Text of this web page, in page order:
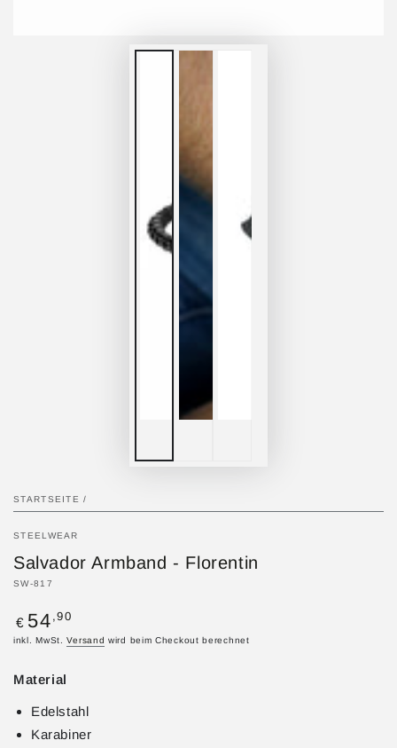
STARTSEITE /
STEELWEAR
Salvador Armband - Florentin
SW-817
Regulärer
Preis
€ 54 ,90
inkl. MwSt.Versand wird beim Checkout berechnet
Material
Edelstahl
Karabiner